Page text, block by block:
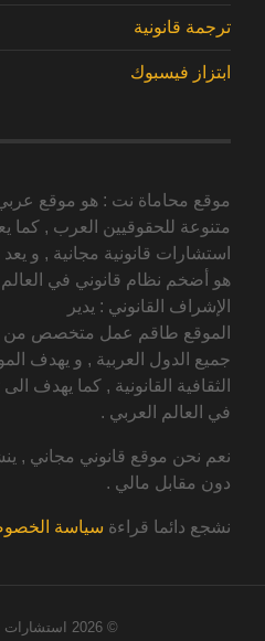
ترجمة قانونية
ابتزاز فيسبوك
موقع محاماة نت : هو موقع
متنوعة للحقوقيين العرب , كما
استشارات قانونية مجانية , و
هو أضخم نظام قانوني في
الإشراف القانوني : يدير
الموقع طاقم عمل متخصص من
جميع الدول العربية , و يهدف
الثقافية القانونية , كما يهدف
في العالم العربي .
نعم نحن موقع قانوني مجاني ,
دون مقابل مالي .
نشجع دائما قراءة سياسة
© 2026 استشارات